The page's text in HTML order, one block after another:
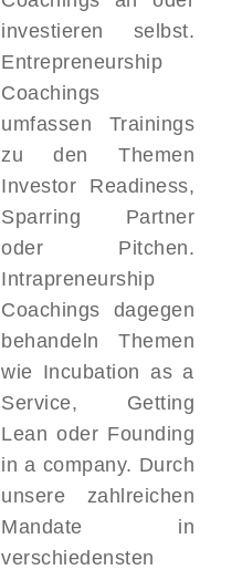
investieren selbst.
Entrepreneurship
Coachings
umfassen Trainings
zu den Themen
Investor Readiness,
Sparring Partner
oder Pitchen.
Intrapreneurship
Coachings dagegen
behandeln Themen
wie Incubation as a
Service, Getting
Lean oder Founding
in a company. Durch
unsere zahlreichen
Mandate in
verschiedensten